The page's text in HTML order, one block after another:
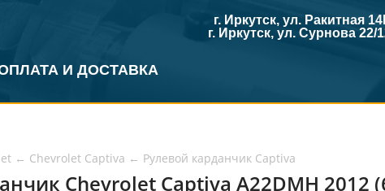
И ДОСТАВКА
г. Иркутск, ул. Ракитная
г. Иркутск, ул. Сурнова 22/
← Chevrolet Captiva ← Рулевой карданчик Captiva
Chevrolet Captiva A22DMH 2012